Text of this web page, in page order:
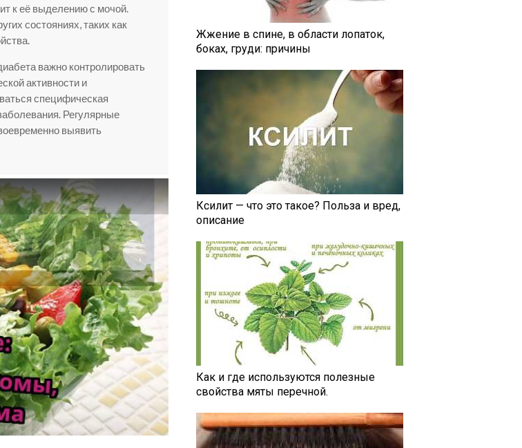
к её выделению с мочой.
состояниях, таких как
важно контролировать
активности и
специфическая
Регулярные
выявить
Жжение в спине, в области лопаток,
боках, груди: причины
Ксилит — что это такое? Польза и вред,
описание
Как и где используются полезные
свойства мяты перечной.